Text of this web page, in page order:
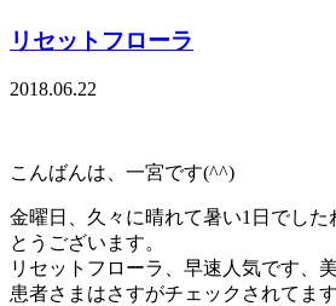
リセットフローラ
2018.06.22
こんばんは、一宮です(^^)
金曜日、久々に晴れて暑い1日でし
とうございます。
リセットフローラ、早速人気です、
患者さまはさすがチェックされてます